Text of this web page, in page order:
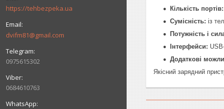
https://tehbezpeka.ua
dvifm81@gmail.com
0975615302
0684610763
Кількість портів:
Сумісність: із
Потужність і
Інтерфейси:
Додаткові
Якісний зарядний